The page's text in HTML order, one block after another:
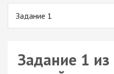
Задание 1
Задание 1 из